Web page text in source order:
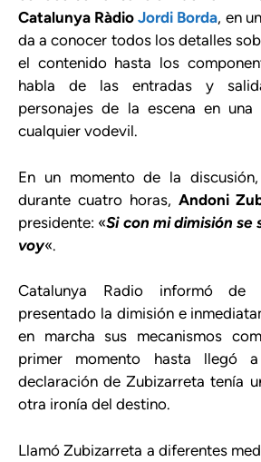
Catalunya Ràdio Jordi Borda, en
da a conocer todos los detalles
el contenido hasta los
habla de las entradas y
personajes de la escena en
cualquier vodevil.
En un momento de la
durante cuatro horas, Andoni
presidente: «Si con mi dimisión se
voy«.
Catalunya Radio informó
presentado la dimisión e
en marcha sus mecanismos
primer momento hasta llegó
declaración de Zubizarreta tenía
otra ironía del destino.
Llamó Zubizarreta a diferentes